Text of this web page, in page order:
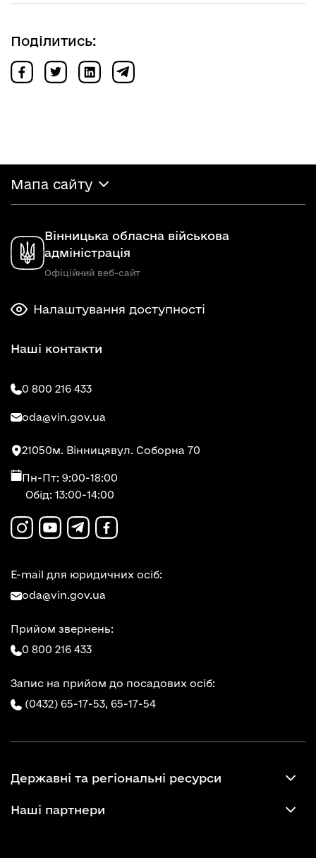
Поділитись:
Мапа сайту
Вінницька обласна військова
адміністрація
Офіційний веб-сайт
Налаштування доступності
Наші контакти
0 800 216 433
oda@vin.gov.ua
21050м. Вінницявул. Соборна 70
Пн-Пт: 9:00-18:00
Обід: 13:00-14:00
E-mail для юридичних осіб:
oda@vin.gov.ua
Прийом звернень:
0 800 216 433
Запис на прийом до посадових осіб:
(0432) 65-17-53, 65-17-54
Державні та регіональні ресурси
Наші партнери